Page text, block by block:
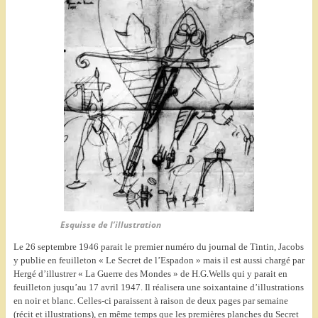
Esquisse de l’illustration
Le 26 septembre 1946 parait le premier numéro du journal de Tintin, Jacobs
y publie en feuilleton « Le Secret de l’Espadon » mais il est aussi chargé par
Hergé d’illustrer « La Guerre des Mondes » de H.G.Wells qui y parait en
feuilleton jusqu’au 17 avril 1947. Il réalisera une soixantaine d’illustrations
en noir et blanc. Celles-ci paraissent à raison de deux pages par semaine
(récit et illustrations), en même temps que les premières planches du Secret